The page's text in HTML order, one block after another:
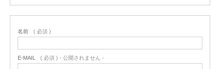
名前 ( 必須 )
E-MAIL ( 必須 ) - 公開されません -